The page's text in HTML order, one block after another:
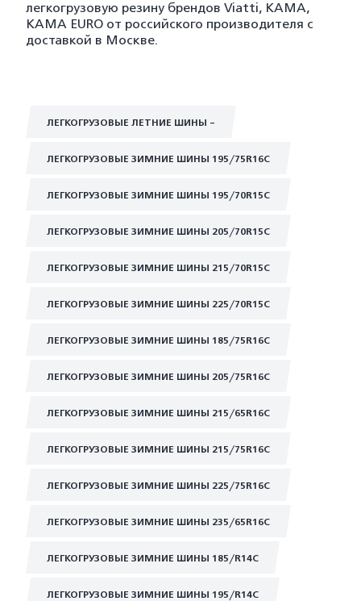
легкогрузовую резину брендов Viatti, KAMA,
KAMA EURO от российского производителя с
доставкой в Москве.
ЛЕГКОГРУЗОВЫЕ ЛЕТНИЕ ШИНЫ -
ЛЕГКОГРУЗОВЫЕ ЗИМНИЕ ШИНЫ 195/75R16C
ЛЕГКОГРУЗОВЫЕ ЗИМНИЕ ШИНЫ 195/70R15C
ЛЕГКОГРУЗОВЫЕ ЗИМНИЕ ШИНЫ 205/70R15C
ЛЕГКОГРУЗОВЫЕ ЗИМНИЕ ШИНЫ 215/70R15C
ЛЕГКОГРУЗОВЫЕ ЗИМНИЕ ШИНЫ 225/70R15C
ЛЕГКОГРУЗОВЫЕ ЗИМНИЕ ШИНЫ 185/75R16C
ЛЕГКОГРУЗОВЫЕ ЗИМНИЕ ШИНЫ 205/75R16C
ЛЕГКОГРУЗОВЫЕ ЗИМНИЕ ШИНЫ 215/65R16C
ЛЕГКОГРУЗОВЫЕ ЗИМНИЕ ШИНЫ 215/75R16C
ЛЕГКОГРУЗОВЫЕ ЗИМНИЕ ШИНЫ 225/75R16C
ЛЕГКОГРУЗОВЫЕ ЗИМНИЕ ШИНЫ 235/65R16C
ЛЕГКОГРУЗОВЫЕ ЗИМНИЕ ШИНЫ 185/R14C
ЛЕГКОГРУЗОВЫЕ ЗИМНИЕ ШИНЫ 195/R14C